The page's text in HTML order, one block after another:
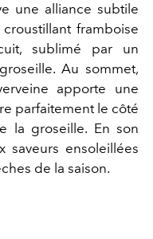
une alliance subtile
framboise
sublimé par un
Au sommet,
apporte une
parfaitement le côté
la groseille. En son
ensoleillées
de la saison.